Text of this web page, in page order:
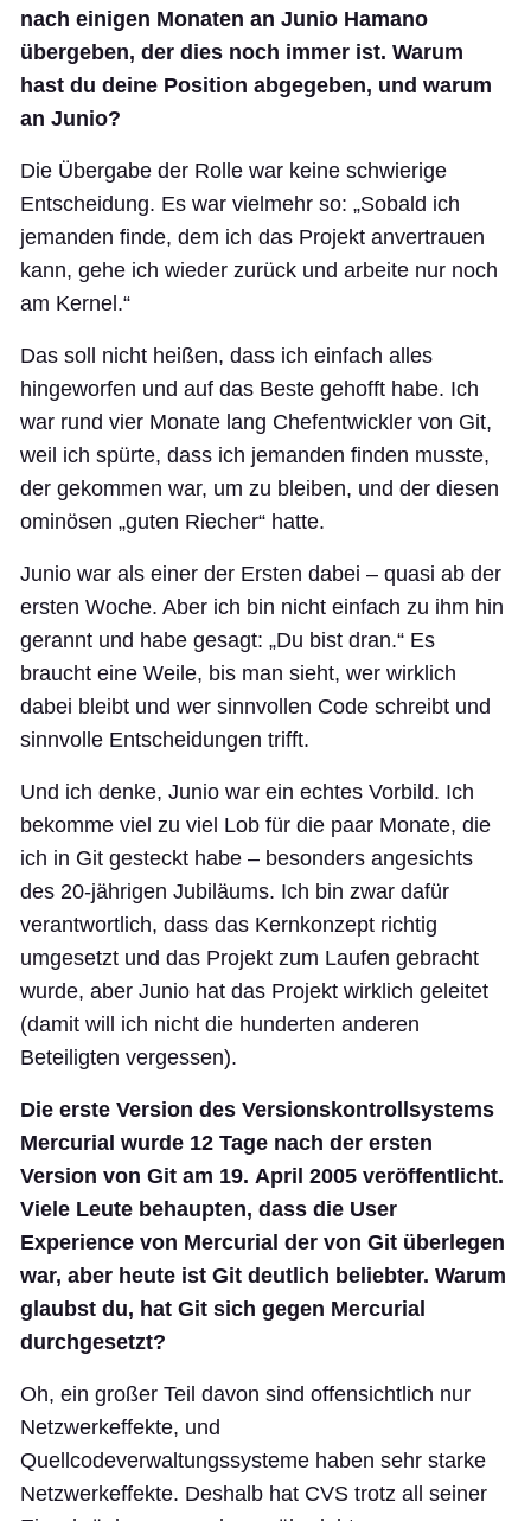
nach einigen Monaten an Junio Hamano
übergeben, der dies noch immer ist. Warum
hast du deine Position abgegeben, und warum
an Junio?
Die Übergabe der Rolle war keine schwierige
Entscheidung. Es war vielmehr so: „Sobald ich
jemanden finde, dem ich das Projekt anvertrauen
kann, gehe ich wieder zurück und arbeite nur noch
am Kernel.“
Das soll nicht heißen, dass ich einfach alles
hingeworfen und auf das Beste gehofft habe. Ich
war rund vier Monate lang Chefentwickler von Git,
weil ich spürte, dass ich jemanden finden musste,
der gekommen war, um zu bleiben, und der diesen
ominösen „guten Riecher“ hatte.
Junio war als einer der Ersten dabei – quasi ab der
ersten Woche. Aber ich bin nicht einfach zu ihm hin
gerannt und habe gesagt: „Du bist dran.“ Es
braucht eine Weile, bis man sieht, wer wirklich
dabei bleibt und wer sinnvollen Code schreibt und
sinnvolle Entscheidungen trifft.
Und ich denke, Junio war ein echtes Vorbild. Ich
bekomme viel zu viel Lob für die paar Monate, die
ich in Git gesteckt habe – besonders angesichts
des 20-jährigen Jubiläums. Ich bin zwar dafür
verantwortlich, dass das Kernkonzept richtig
umgesetzt und das Projekt zum Laufen gebracht
wurde, aber Junio hat das Projekt wirklich geleitet
(damit will ich nicht die hunderten anderen
Beteiligten vergessen).
Die erste Version des Versionskontrollsystems
Mercurial wurde 12 Tage nach der ersten
Version von Git am 19. April 2005 veröffentlicht.
Viele Leute behaupten, dass die User
Experience von Mercurial der von Git überlegen
war, aber heute ist Git deutlich beliebter. Warum
glaubst du, hat Git sich gegen Mercurial
durchgesetzt?
Oh, ein großer Teil davon sind offensichtlich nur
Netzwerkeffekte, und
Quellcodeverwaltungssysteme haben sehr starke
Netzwerkeffekte. Deshalb hat CVS trotz all seiner